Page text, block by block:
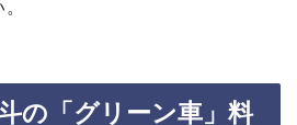
の「グリーン車」料